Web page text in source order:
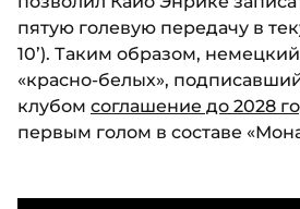
пятую голевую передачу в
10’). Таким образом,
«красно-белых»,
клубом соглашение до 2028
первым голом в составе